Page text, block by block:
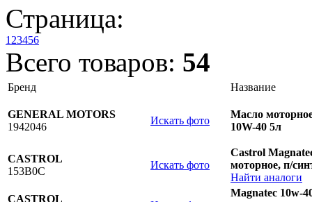
Страница:
123456
Всего товаров: 54
Бренд Название
GENERAL MOTORS
1942046
Искать фото
Масло
10W-40 5л
CASTROL
153B0C
Искать фото
Castrol
моторное, п/
Найти аналоги
CASTROL
Magnatec 10w-